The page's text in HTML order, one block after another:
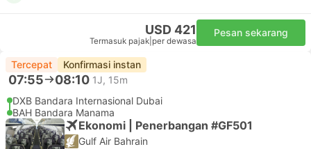
USD 421
Termasuk pajak per dewasa
Pesan sekarang
Tercepat Konfirmasi instan
07:55 08:10 1J, 15m
DXB Bandara Internasional Dubai
BAH Bandara Manama
Ekonomi | Penerbangan #GF501
Gulf Air Bahrain